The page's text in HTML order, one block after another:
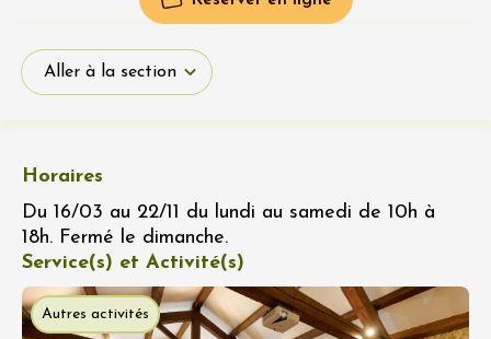
Aller à la section
Horaires
Du 16/03 au 22/11 du lundi au samedi de 10h à
18h. Fermé le dimanche.
Service(s) et Activité(s)
Autres activités